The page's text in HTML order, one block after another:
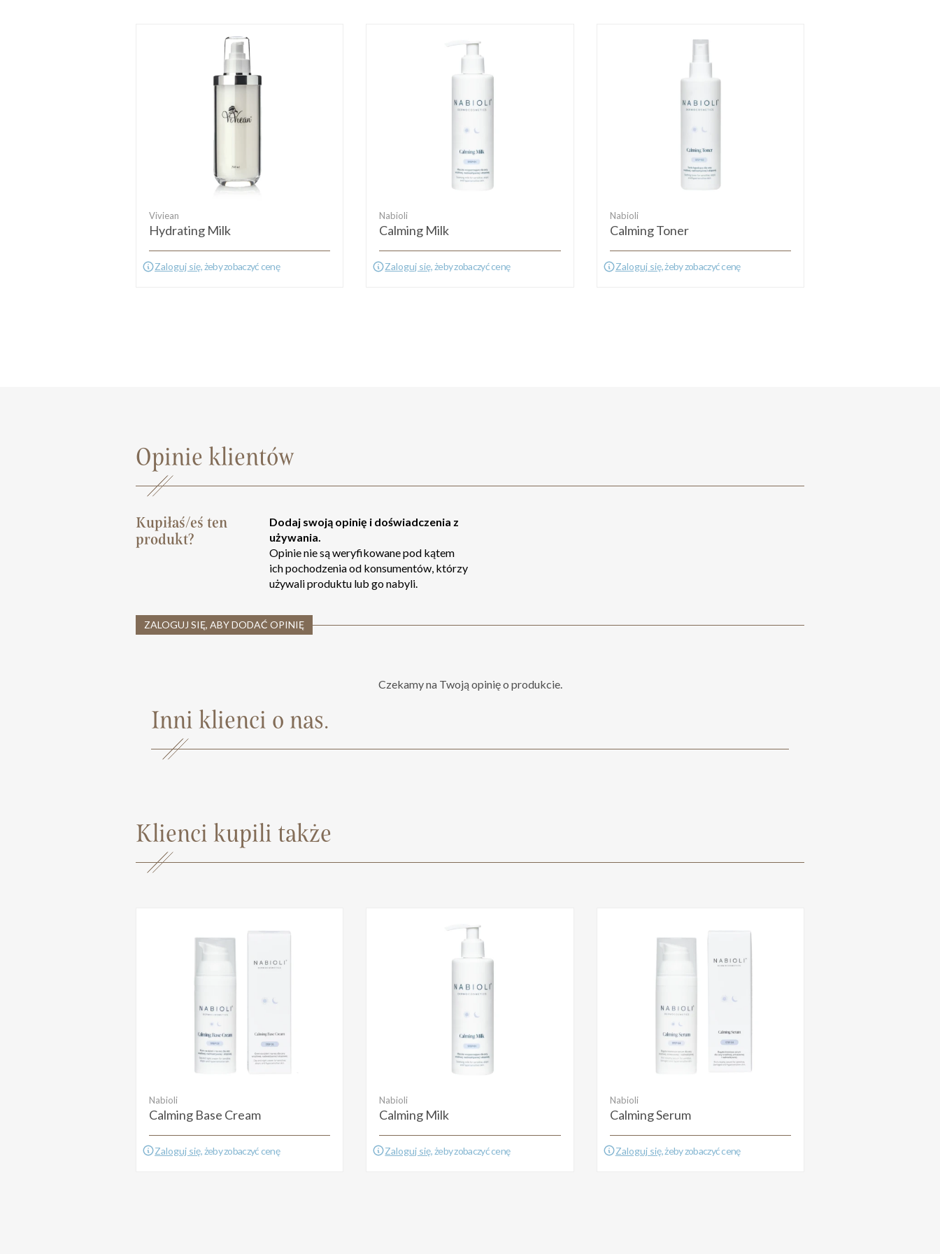
Viviean
Hydrating Milk
Zaloguj się, żeby zobaczyć cenę
Nabioli
Calming Milk
Zaloguj się, żeby zobaczyć cenę
Nabioli
Calming Toner
Zaloguj się, żeby zobaczyć cenę
Opinie klientów
Kupiłaś/eś ten
produkt?
Dodaj swoją opinię i doświadczenia z
używania.
Opinie nie są weryfikowane pod kątem
ich pochodzenia od konsumentów, którzy
używali produktu lub go nabyli.
ZALOGUJ SIĘ, ABY DODAĆ OPINIĘ
Czekamy na Twoją opinię o produkcie.
Inni klienci o nas.
Klienci kupili także
Nabioli
Calming Base Cream
Zaloguj się, żeby zobaczyć cenę
Nabioli
Calming Milk
Zaloguj się, żeby zobaczyć cenę
Nabioli
Calming Serum
Zaloguj się, żeby zobaczyć cenę